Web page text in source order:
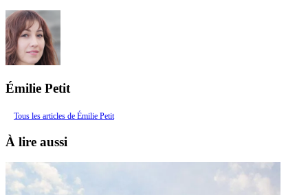
Émilie Petit
Tous les articles de Émilie Petit
À lire aussi